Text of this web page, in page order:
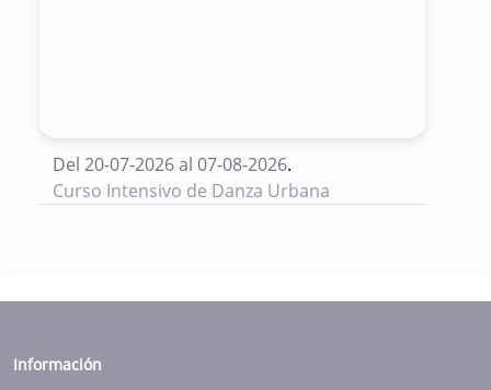
Del 20-07-2026 al 07-08-2026.
Curso Intensivo de Danza Urbana
Información